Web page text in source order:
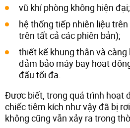
vũ khí phòng không hiện đại;
hệ thống tiếp nhiên liệu
trên tất cả các phiên bản);
thiết kế khung thân và
đảm bảo máy bay hoạt
đấu tối đa.
Được biết, trong quá trình hoạt
chiếc tiêm kích như vậy đã bị
không cũng vẫn xảy ra trong